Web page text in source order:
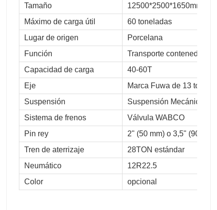
Tamaño
12500*2500*1650mm
Máximo de carga útil
60 toneladas
Lugar de origen
Porcelana
Función
Transporte contenedor
Capacidad de carga
40-60T
Eje
Marca Fuwa de 13
Suspensión
Suspensión Mecánica
Sistema de frenos
Válvula WABCO
Pin rey
2" (50 mm) o 3,5" (90
Tren de aterrizaje
28TON estándar
Neumático
12R22.5
Color
opcional